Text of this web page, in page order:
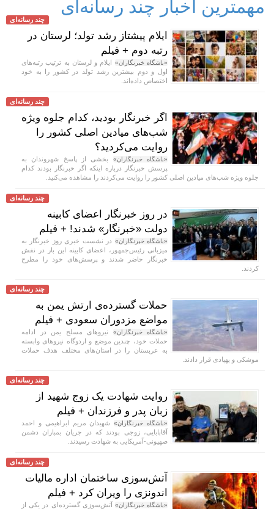
مهمترین اخبار چند رسانه‌ای
چند رسانه‌ای
ایلام پیشتاز رشد تولد؛ لرستان در
رتبه دوم + فیلم
«باشگاه خبرنگاران» ایلام و لرستان به ترتیب رتبه‌های
اول و دوم بیشترین رشد تولد در کشور را به خود
اختصاص داده‌اند.
چند رسانه‌ای
اگر خبرنگار بودید، کدام جلوه ویژه
شب‌های میادین اصلی کشور را
روایت می‌کردید؟
«باشگاه خبرنگاران» بخشی از پاسخ شهروندان به
پرسش خبرنگار درباره اینکه اگر خبرنگار بودند کدام
جلوه ویژه شب‌های میادین اصلی کشور را روایت می‌کردند را مشاهده می‌کنید.
چند رسانه‌ای
در روز خبرنگار اعضای کابینه
دولت «خبرنگار» شدند! + فیلم
«باشگاه خبرنگاران» در نشست خبری روز خبرنگار به
میزبانی رئیس‌جمهور، اعضای کابینه این بار در نقش
خبرنگار حاضر شدند و پرسش‌های خود را مطرح
کردند.
چند رسانه‌ای
حملات گسترده‌ی ارتش یمن به
مواضع مزدوران سعودی + فیلم
«باشگاه خبرنگاران» نیرو‌های مسلح یمن در ادامه
حملات خود، چندین موضع و اردوگاه نیرو‌های وابسته
به عربستان را در استان‌های مختلف هدف حملات
موشکی و پهپادی قرار دادند.
چند رسانه‌ای
روایت شهادت یک زوج شهید از
زبان پدر و فرزندان + فیلم
«باشگاه خبرنگاران»شهیدان مریم ابراهیمی و احمد
آقابابایی، زوجی بودند که در جریان بمباران دشمن
صهیونی-آمریکایی به شهادت رسیدند.
چند رسانه‌ای
آتش‌سوزی ساختمان اداره مالیات
اندونزی را ویران کرد + فیلم
«باشگاه خبرنگاران» آتش‌سوزی گسترده‌ای در یکی از